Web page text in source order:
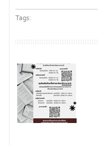
Tags: